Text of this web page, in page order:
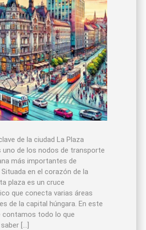
de la ciudad La Plaza
uno de los nodos de transporte
más importantes de
en el corazón de la
plaza es un cruce
que conecta varias áreas
de la capital húngara. En este
contamos todo lo que
[…]